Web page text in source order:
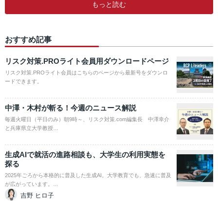
もっと読む
おすすめ記事
リスク対策.PROライト会員用ダウンロードページ
リスク対策.PROライト会員はこちらのページから最新号をダウンロ
ードできます。
中澤・木村が斬る！今週のニュース解説
毎週火曜日（平日のみ）朝9時～、リスク対策.com編集長 中澤幸介
と兵庫県立大学教授…
生成AIで就活の進路相談も、大学生の利用実態を
探る
2025年ごろから本格的に普及した生成AI。大学教育でも、急速に普及
が広がっています。…
吉野 ヒロ子